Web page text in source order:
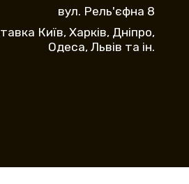
вул. Рель'єфна 8
Київ, Харків, Дніпро,
Одеса, Львів та ін.